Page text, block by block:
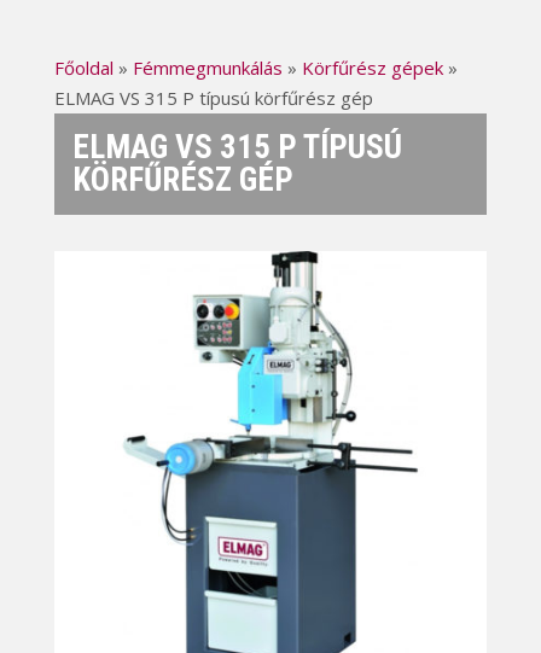
Főoldal » Fémmegmunkálás » Körfűrész gépek»
ELMAG VS 315 P típusú körfűrész gép
ELMAG VS 315 P TÍPUSÚ
KÖRFŰRÉSZ GÉP